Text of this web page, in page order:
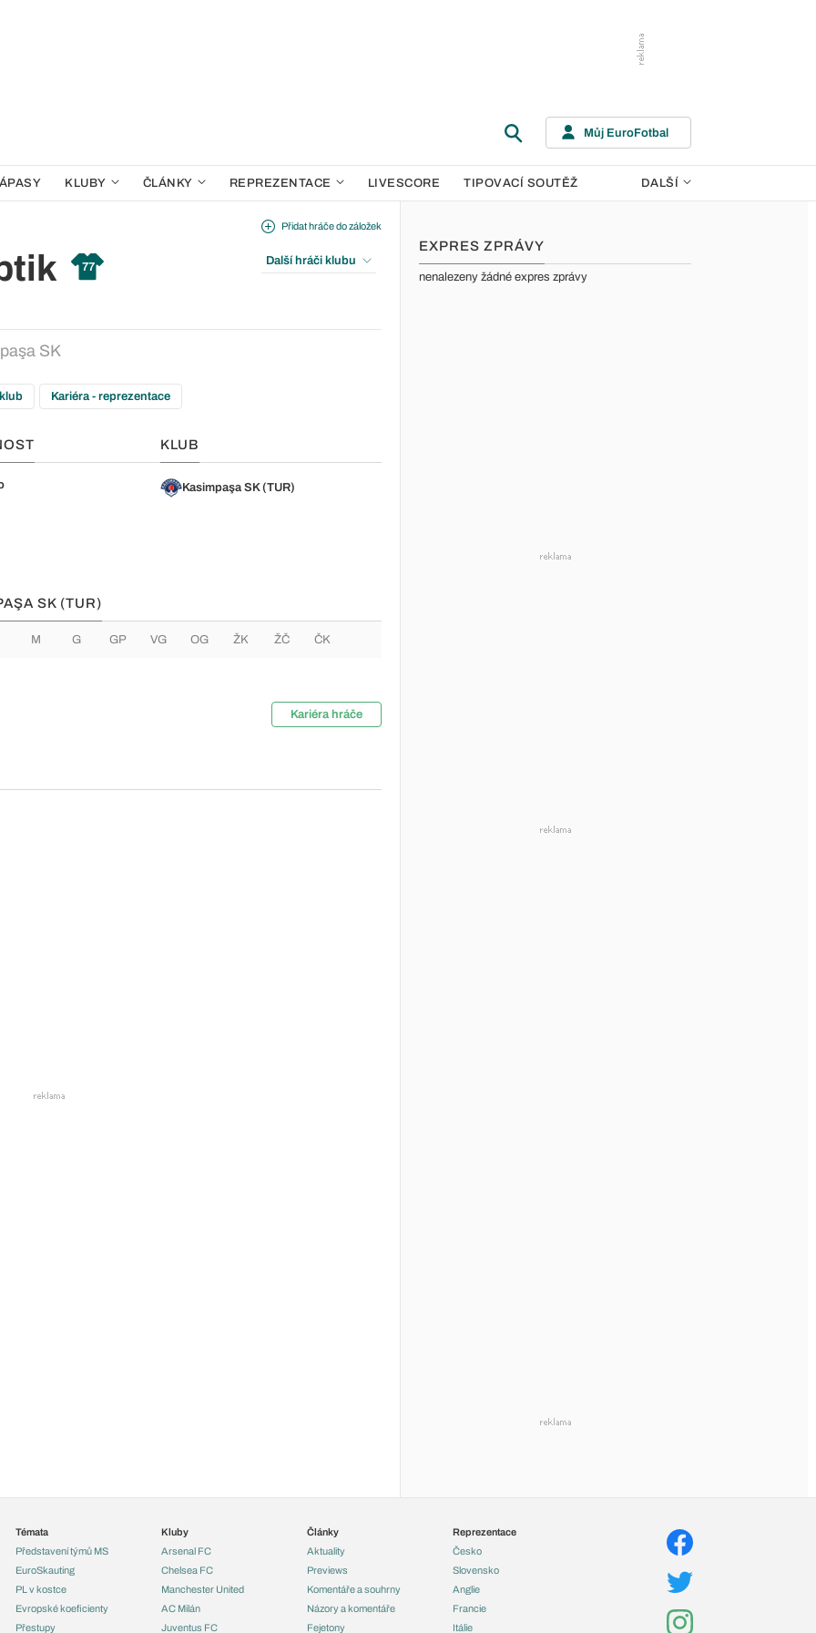
Můj EuroFotbal
KLUBY ČLÁNKY REPREZENTACE LIVESCORE TIPOVACÍ SOUTĚŽ DALŠÍ
77
SK
Přidat hráče do záložek
Další hráči klubu
Kariéra - reprezentace
KLUB
Kasimpaşa SK (TUR)
SK (TUR)
M G GP VG OG ŽK ŽČ ČK
Kariéra hráče
EXPRES ZPRÁVY
nenalezeny žádné expres zprávy
Témata
Představení týmů MS
EuroSkauting
PL v kostce
Evropské koeficienty
Přestupy
Kluby
Arsenal FC
Chelsea FC
Manchester United
AC Milán
Juventus FC
Články
Aktuality
Previews
Komentáře a souhrny
Názory a komentáře
Fejetony
Reprezentace
Česko
Slovensko
Anglie
Francie
Itálie